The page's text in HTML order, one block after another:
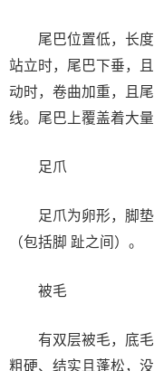
尾巴位置低，长度
站立时，尾巴下垂，
动时，卷曲加重，且
线。尾巴上覆盖着大量
足爪
足爪为卵形，脚垫
（包括脚 趾之间）。
被毛
有双层被毛，底毛
粗硬、结实且蓬松，